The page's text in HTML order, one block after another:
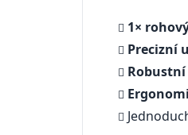
1×
Precizní